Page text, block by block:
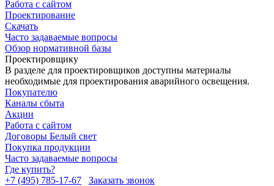
Работа с сайтом
Проектирование
Скачать
Часто задаваемые вопросы
Обзор нормативной базы
Проектировщику
В разделе для проектировщиков доступны материалы
необходимые для проектирования аварийного освещения.
Покупателю
Каналы сбыта
Акции
Работа с сайтом
Договоры Белый свет
Покупка продукции
Часто задаваемые вопросы
Где купить?
+7 (495) 785-17-67
Заказать звонок